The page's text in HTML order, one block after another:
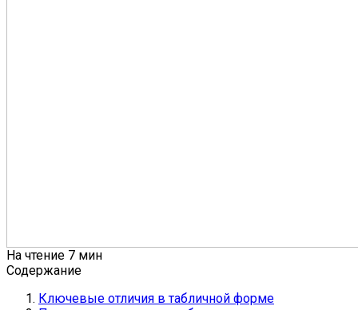
На чтение 7 мин
Содержание
Ключевые отличия в табличной форме